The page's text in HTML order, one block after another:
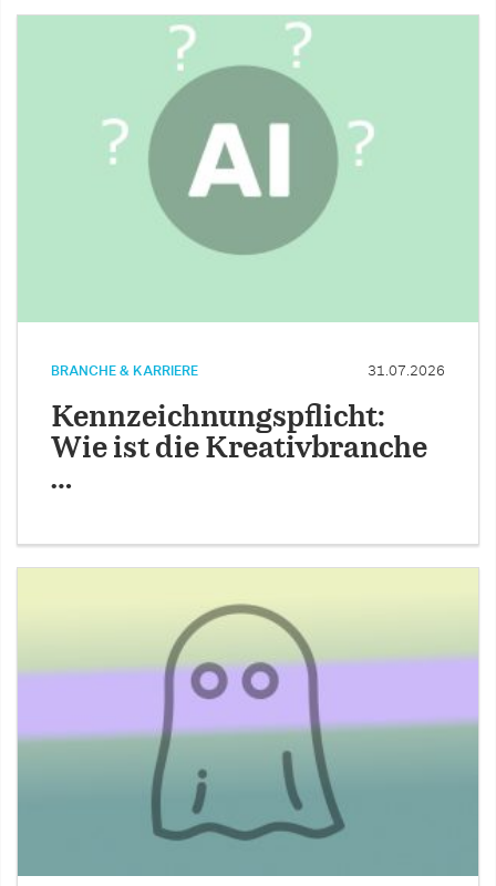
BRANCHE & KARRIERE 31.07.2026
Kennzeichnungspflicht:
Wie ist die Kreativbranche
…